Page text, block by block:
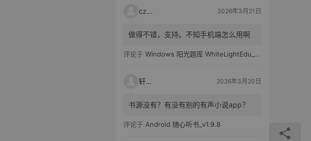
czh7 2026年3月21日
做得不错，支持。不知手机端怎么用啊
评论于 Windows 阳光题库 WhiteLightEdu_v2.0.0
轩爸 2026年3月20日
书源没有？有没有别的有声小说app？
评论于 Android 随心听书_v1.9.8